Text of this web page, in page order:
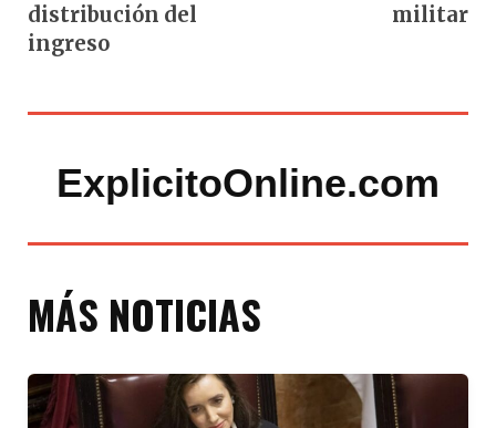
distribución del
ingreso
militar
ExplicitoOnline.com
MÁS NOTICIAS